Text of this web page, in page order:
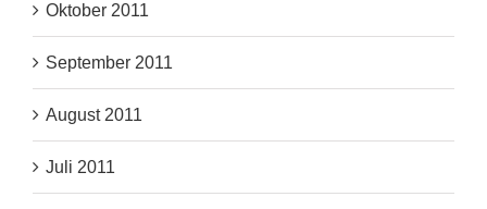
Oktober 2011
September 2011
August 2011
Juli 2011